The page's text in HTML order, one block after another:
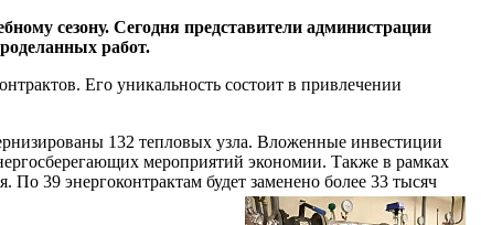
сезону. Сегодня представители администрации
работ.
Его уникальность состоит в привлечении
132 тепловых узла. Вложенные инвестиции
мероприятий экономии. Также в рамках
По 39 энергоконтрактам будет заменено более 33 тысяч